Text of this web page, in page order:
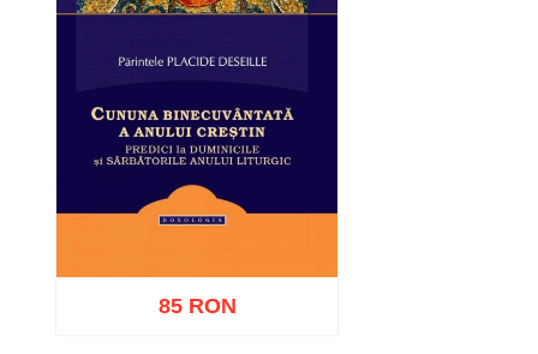
85 RON